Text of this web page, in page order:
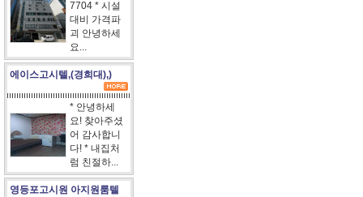
7704 * 시설
대비 가격파
괴 안녕하세
요...
에이스고시텔,(경희대),)
* 안녕하세
요! 찾아주셨
어 감사합니
다! * 내집처
럼 친절하...
영등포고시원 아지원룸텔